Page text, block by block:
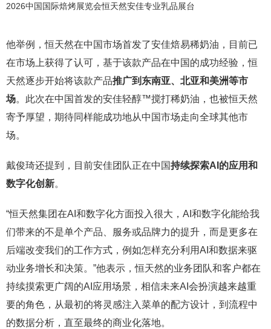
2026中国国际焙烤展览会恒天然安佳专业乳品展台
他举例，恒天然在中国市场首发了安佳焙易稀奶油，目前已
在市场上获得了认可，基于该款产品在中国的成功经验，恒
天然逐步开始将该款产品推广到东南亚、北亚和美洲等市
场。此次在中国首发的安佳轻醇™搅打稀奶油，也被恒天然
寄予厚望，期待同样能成功地从中国市场走向全球其他市
场。
戴俊琦还提到，目前安佳团队正在中国持续探索AI的应用和
数字化创新。
“恒天然集团在AI和数字化方面投入很大，AI和数字化能给我
们带来的不是单个产品、服务或品牌力的提升，而是更多在
后端改变我们的工作方式，例如怎样充分利用AI和数据来驱
动业务增长和决策。”他表示，恒天然的业务团队和客户都在
持续摸索更广阔的AI应用场景，相信未来AI会扮演越来越重
要的角色，从最初的将灵感注入菜单的配方设计，到流程中
的数据分析，直至最终的商业化落地。